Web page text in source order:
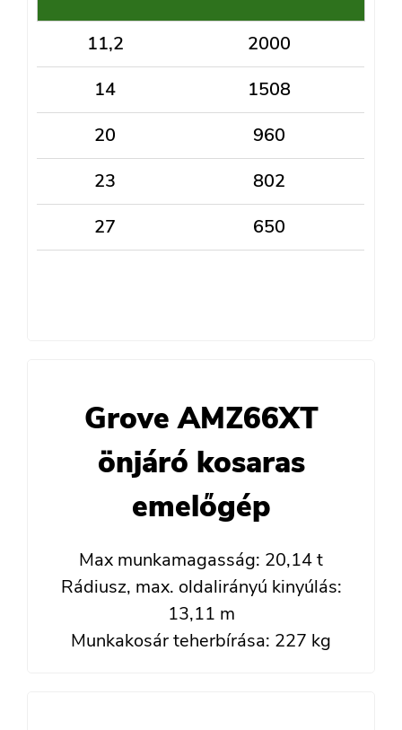
11,2
2000
14
1508
20
960
23
802
27
650
Grove AMZ66XT
önjáró kosaras
emelőgép
Max munkamagasság: 20,14 t
Rádiusz, max. oldalirányú kinyúlás:
13,11 m
Munkakosár teherbírása: 227 kg